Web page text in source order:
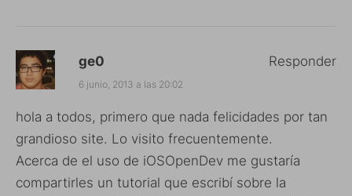
ge0
6 junio, 2013 a las 20:02
hola a todos, primero que nada felicidades por tan
grandioso site. Lo visito frecuentemente.
Acerca de el uso de iOSOpenDev me gustaría
compartirles un tutorial que escribí sobre la
Responder